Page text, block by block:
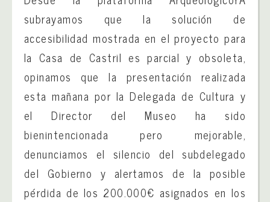
subrayamos que la solución de
accesibilidad mostrada en el proyecto para
la Casa de Castril es parcial y obsoleta,
opinamos que la presentación realizada
esta mañana por la Delegada de Cultura y
el Director del Museo ha sido
bienintencionada pero mejorable,
denunciamos el silencio del subdelegado
del Gobierno y alertamos de la posible
pérdida de los 200.000€ asignados en los